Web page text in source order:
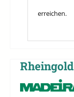
erreichen.